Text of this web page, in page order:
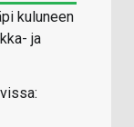
kuluneen
ja